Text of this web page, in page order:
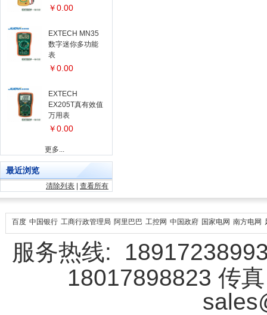
￥0.00
EXTECH MN35
数字迷你多功能
表
￥0.00
EXTECH
EX205T真有效值
万用表
￥0.00
更多...
最近浏览
清除列表 查看所有
百度 中国银行 工商行政管理局 阿里巴巴 工控网 中国政府 国家电网 南方电网
服务热线:
18017898823 传